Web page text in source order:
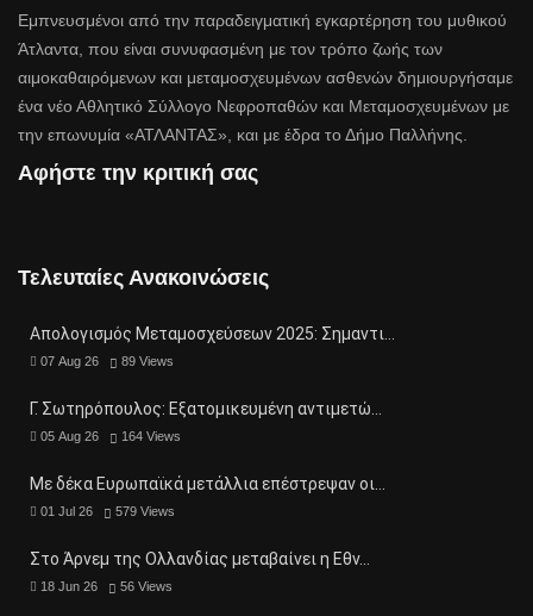
Εμπνευσμένοι από την παραδειγματική εγκαρτέρηση του μυθικού
Άτλαντα, που είναι συνυφασμένη με τον τρόπο ζωής των
αιμοκαθαιρόμενων και μεταμοσχευμένων ασθενών δημιουργήσαμε
ένα νέο Αθλητικό Σύλλογο Νεφροπαθών και Μεταμοσχευμένων με
την επωνυμία «ΑΤΛΑΝΤΑΣ», και με έδρα το Δήμο Παλλήνης.
Αφήστε την κριτική σας
Τελευταίες Ανακοινώσεις
Απολογισμός Μεταμοσχεύσεων 2025: Σημαντι…
07 Aug 26 89 Views
Γ. Σωτηρόπουλος: Eξατομικευμένη αντιμετώ…
05 Aug 26 164 Views
Με δέκα Ευρωπαϊκά μετάλλια επέστρεψαν οι…
01 Jul 26 579 Views
Στο Άρνεμ της Ολλανδίας μεταβαίνει η Εθν…
18 Jun 26 56 Views